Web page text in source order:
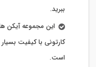
ببرید.
این مجموعه آیکن
کارتونی با کیفیت بسیار
است.